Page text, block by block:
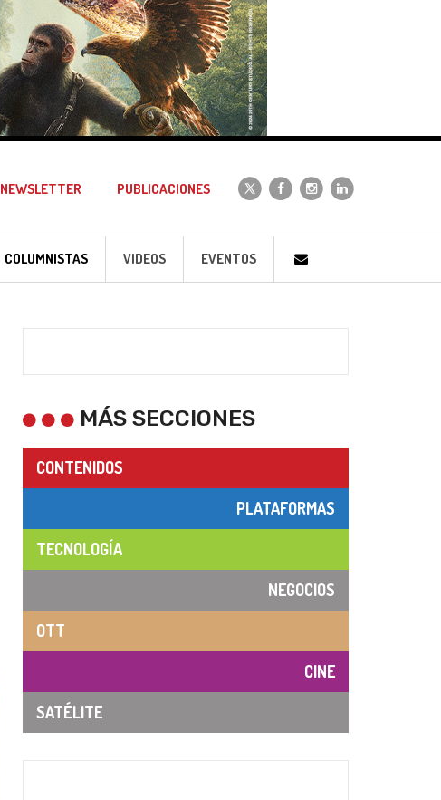
NEWSLETTER PUBLICACIONES
COLUMNISTAS VIDEOS EVENTOS
MÁS SECCIONES
CONTENIDOS
PLATAFORMAS
TECNOLOGÍA
NEGOCIOS
OTT
CINE
SATÉLITE